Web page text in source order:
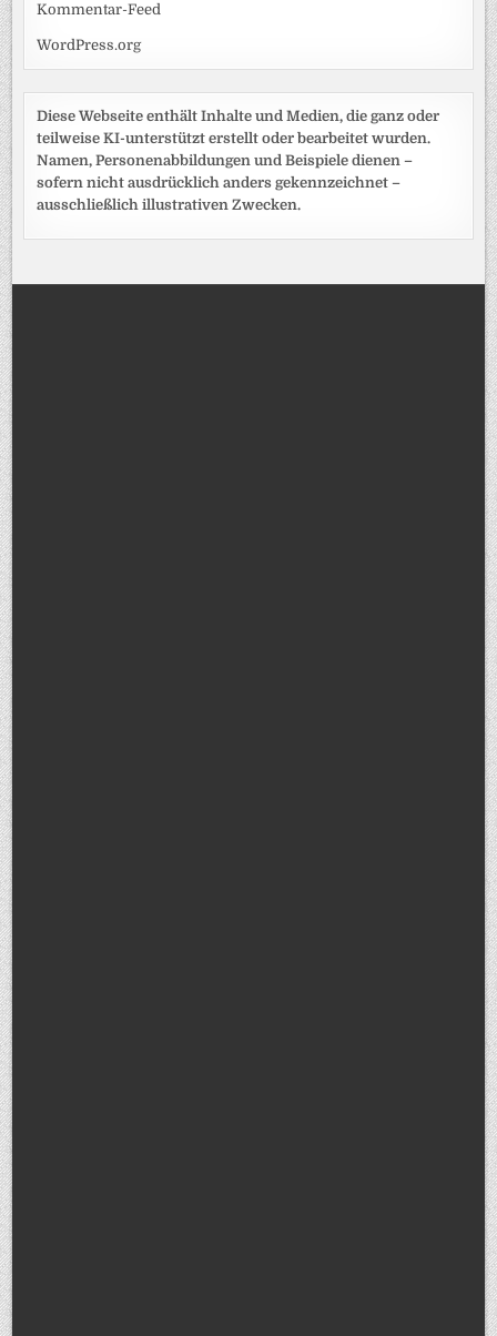
Kommentar-Feed
WordPress.org
Diese Webseite enthält Inhalte und Medien, die ganz oder
teilweise KI-unterstützt erstellt oder bearbeitet wurden.
Namen, Personenabbildungen und Beispiele dienen –
sofern nicht ausdrücklich anders gekennzeichnet –
ausschließlich illustrativen Zwecken.